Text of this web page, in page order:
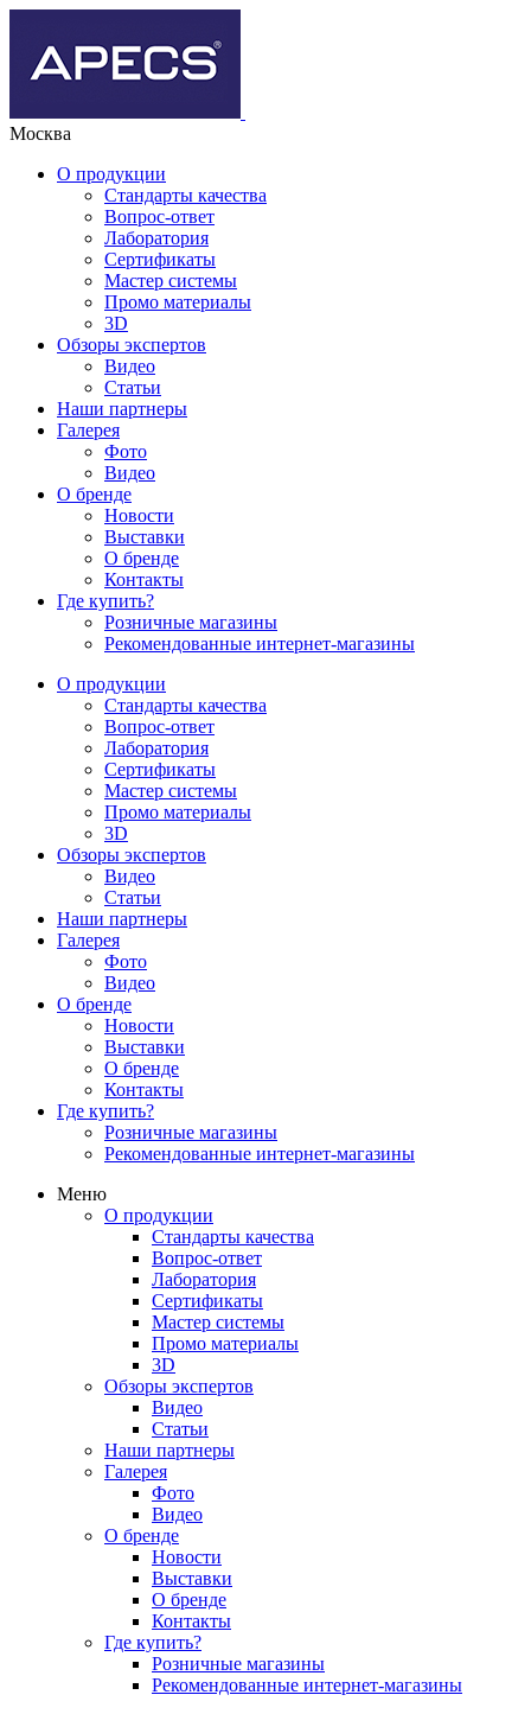
Москва
О продукции
Стандарты качества
Вопрос-ответ
Лаборатория
Сертификаты
Мастер системы
Промо материалы
3D
Обзоры экспертов
Видео
Статьи
Наши партнеры
Галерея
Фото
Видео
О бренде
Новости
Выставки
О бренде
Контакты
Где купить?
Розничные магазины
Рекомендованные интернет-магазины
О продукции
Стандарты качества
Вопрос-ответ
Лаборатория
Сертификаты
Мастер системы
Промо материалы
3D
Обзоры экспертов
Видео
Статьи
Наши партнеры
Галерея
Фото
Видео
О бренде
Новости
Выставки
О бренде
Контакты
Где купить?
Розничные магазины
Рекомендованные интернет-магазины
Меню
О продукции
Стандарты качества
Вопрос-ответ
Лаборатория
Сертификаты
Мастер системы
Промо материалы
3D
Обзоры экспертов
Видео
Статьи
Наши партнеры
Галерея
Фото
Видео
О бренде
Новости
Выставки
О бренде
Контакты
Где купить?
Розничные магазины
Рекомендованные интернет-магазины